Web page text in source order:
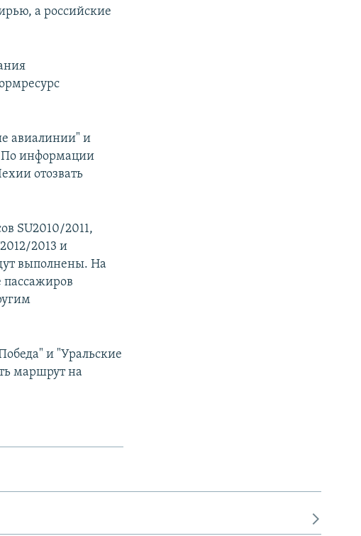
а российские
авиалинии" и
По информации
отозвать
SU2010/2011,
2013 и
выполнены. На
пассажиров
и "Уральские
маршрут на